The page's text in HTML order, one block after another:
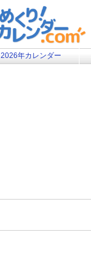
2026年カレンダー